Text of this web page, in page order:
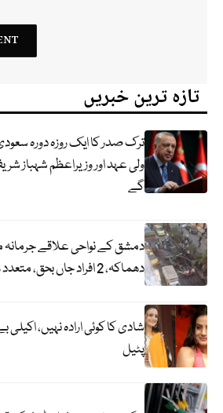
تازہ ترین خبریں
ترک صدر کا ایک روزہ دورہ
ولی عہد اور وزیراعظم شہباز
گے
دمشق کے نواحی علاقے
دھماکہ، 2 افراد جاں بحق، متعدد زخمی
شادی کا کوئی ارادہ نہیں،
پٹیل